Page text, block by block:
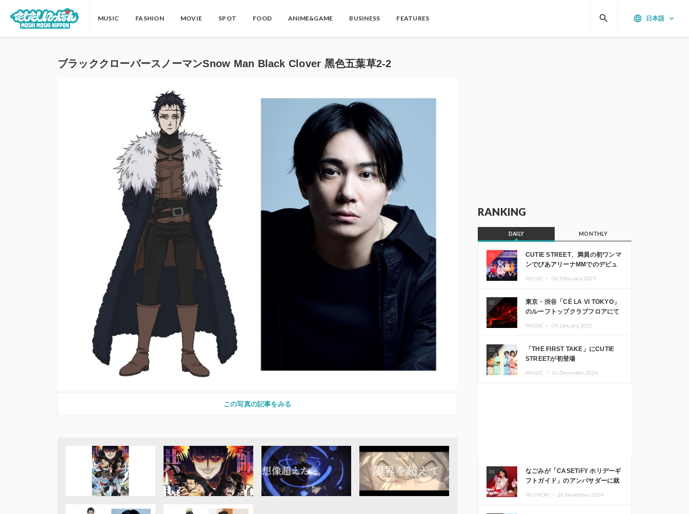
MUSIC FASHION MOVIE SPOT FOOD ANIME&GAME BUSINESS FEATURES language 日本語 keyboard_arrow_down
search
ブラッククローバースノーマンSnow Man Black Clover 黑色五葉草2-2
この写真の記事をみる
RANKING
DAILY MONTHLY
01
CUTIE STREET、満員の初ワンマ
ンでぴあアリーナMMでのデビュ
MUSIC ・ 04.February.2025
02
東京・渋谷「CÉ LA VI TOKYO」
のルーフトップクラブフロアにて
Kza（FORCE OF NATURE）ら日
本を代表するDJ・クリエイターが
出演
MUSIC ・ 09.January.2025
03
「THE FIRST TAKE」にCUTIE
STREETが初登場
MUSIC ・ 16.December.2024
04
なごみが「CASETiFY ホリデーギ
フトガイド」のアンバサダーに就
FASHION ・ 26.November.2024